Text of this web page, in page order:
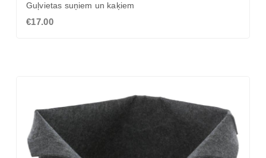
Guļvietas suņiem un kaķiem
€17.00